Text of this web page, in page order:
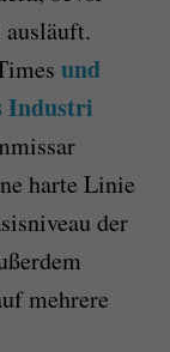
und
Industri
harte Linie
der
mehrere